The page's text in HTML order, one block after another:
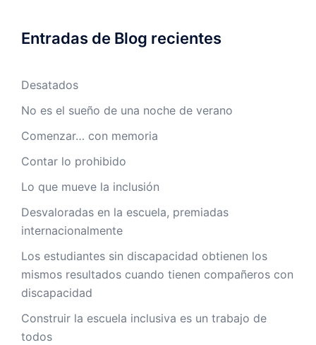
Entradas de Blog recientes
Desatados
No es el sueño de una noche de verano
Comenzar… con memoria
Contar lo prohibido
Lo que mueve la inclusión
Desvaloradas en la escuela, premiadas
internacionalmente
Los estudiantes sin discapacidad obtienen los
mismos resultados cuando tienen compañeros con
discapacidad
Construir la escuela inclusiva es un trabajo de
todos